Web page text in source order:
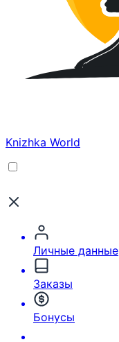
Knizhka World
Личные данные
Заказы
Бонусы